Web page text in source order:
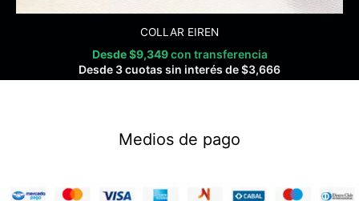
COLLAR EIREN
Desde$9,349 con transferencia
Desde 3 cuotas sin interés de$3,666
Medios de pago